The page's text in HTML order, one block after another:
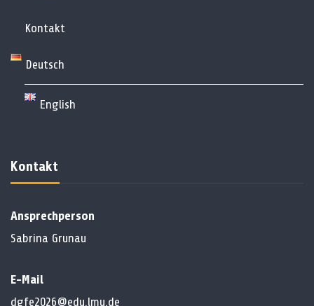
Kontakt
Deutsch
English
Kontakt
Ansprechperson
Sabrina Grunau
E-Mail
dgfe2026@edu.lmu.de